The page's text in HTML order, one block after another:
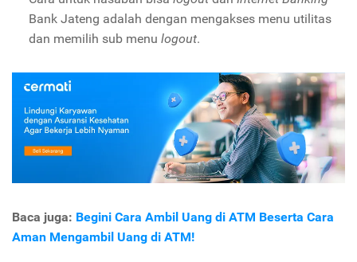
Bank Jateng adalah dengan mengakses menu utilitas
dan memilih sub menu logout.
Baca juga: Begini Cara Ambil Uang di ATM Beserta Cara
Aman Mengambil Uang di ATM!